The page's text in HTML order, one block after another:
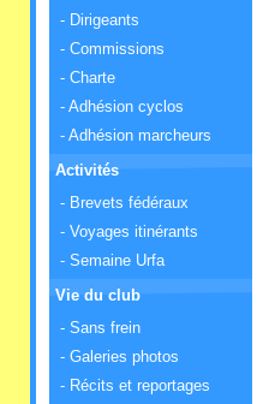
- Dirigeants
- Commissions
- Charte
- Adhésion cyclos
- Adhésion marcheurs
Activités
- Brevets fédéraux
- Voyages itinérants
- Semaine Urfa
Vie du club
- Sans frein
- Galeries photos
- Récits et reportages